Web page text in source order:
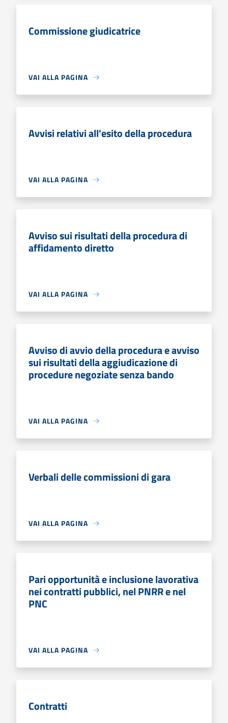
Commissione giudicatrice
VAI ALLA PAGINA
Avvisi relativi all'esito della procedura
VAI ALLA PAGINA
Avviso sui risultati della procedura di
affidamento diretto
VAI ALLA PAGINA
Avviso di avvio della procedura e avviso
sui risultati della aggiudicazione di
procedure negoziate senza bando
VAI ALLA PAGINA
Verbali delle commissioni di gara
VAI ALLA PAGINA
Pari opportunità e inclusione lavorativa
nei contratti pubblici, nel PNRR e nel
PNC
VAI ALLA PAGINA
Contratti